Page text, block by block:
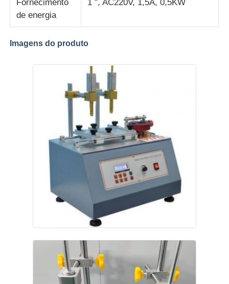
Fornecimento
de energia
1 ′′, AC220V, 1,5A, 0,5KW
Imagens do produto